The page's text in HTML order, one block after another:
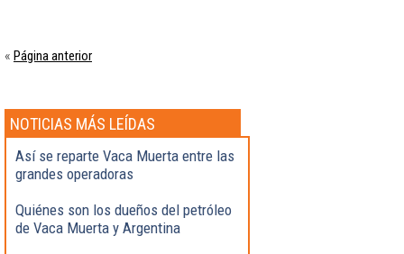
« Página anterior
NOTICIAS MÁS LEÍDAS
Así se reparte Vaca Muerta entre las
grandes operadoras
Quiénes son los dueños del petróleo
de Vaca Muerta y Argentina